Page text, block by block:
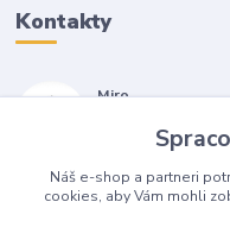
Kontakty
Miro
(Po-Pia, 7-17 hod.)
Náš e-shop a partneri
cookies, aby Vám mohli